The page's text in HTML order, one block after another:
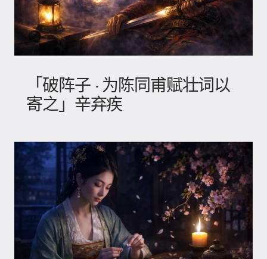
「破阵子 · 为陈同甫赋壮词以
寄之」辛弃疾